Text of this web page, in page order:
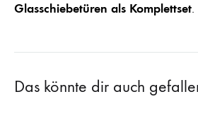
Glasschiebetüren als Komplettset.
Das könnte dir auch